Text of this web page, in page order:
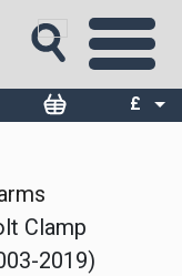
£
Clamp
2019)